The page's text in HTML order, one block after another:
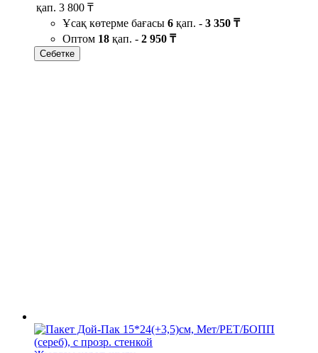
қап. 3 800 ₸
Ұсақ көтерме бағасы 6 қап. - 3 350 ₸
Оптом 18 қап. - 2 950 ₸
Себетке